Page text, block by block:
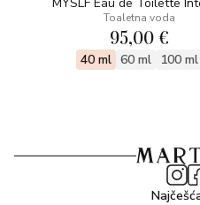
Toaletna voda
95,00 €
40 ml 60 ml 100 ml